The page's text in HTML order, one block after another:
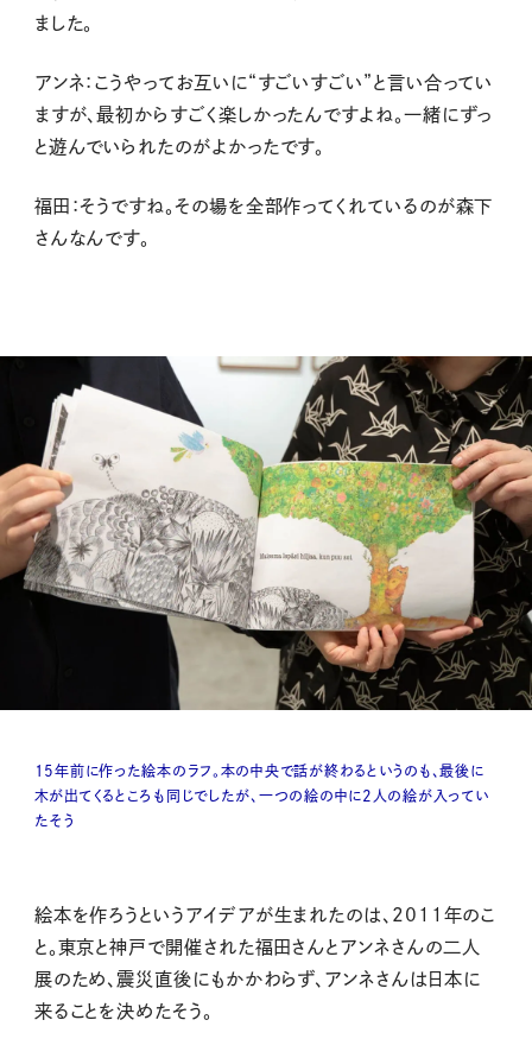
ました。
アンネ：こうやってお互いに“すごいすごい”と言い合ってい
ますが、最初からすごく楽しかったんですよね。一緒にずっ
と遊んでいられたのがよかったです。
福田：そうですね。その場を全部作ってくれているのが森下
さんなんです。
15年前に作った絵本のラフ。本の中央で話が終わるというのも、最後に
木が出てくるところも同じでしたが、一つの絵の中に2人の絵が入ってい
たそう
絵本を作ろうというアイデアが生まれたのは、2011年のこ
と。東京と神戸で開催された福田さんとアンネさんの二人
展のため、震災直後にもかかわらず、アンネさんは日本に
来ることを決めたそう。